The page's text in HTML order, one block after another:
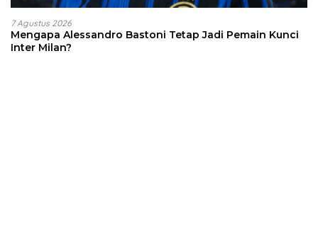
7 Agustus 2026
Mengapa Alessandro Bastoni Tetap Jadi Pemain Kunci
Inter Milan?